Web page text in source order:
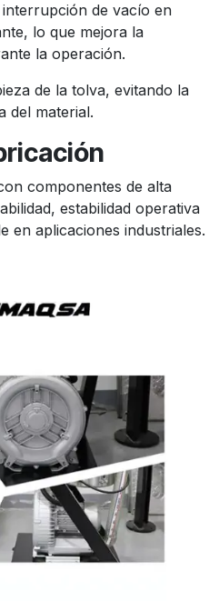
de vacío en
lo que mejora la
la operación.
de la tolva, evitando la
del material.
componentes de alta
estabilidad operativa
en aplicaciones industriales.